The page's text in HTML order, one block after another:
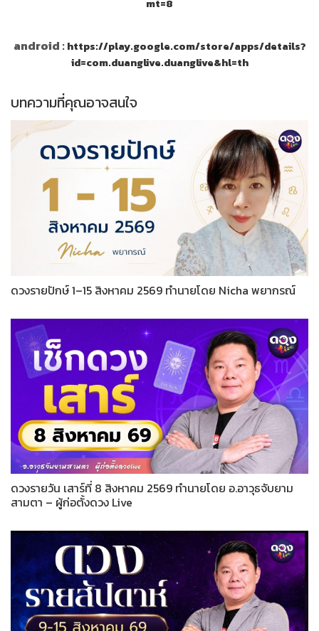
mt=8
android :https://play.google.com/store/apps/details?
id=com.duanglive.duanglive&hl=th
บทความที่คุณอาจสนใจ
ดวงรายปักษ์ 1–15 สิงหาคม 2569 ทำนายโดย Nicha พยากรณ์
ดวงรายวัน เสาร์ที่ 8 สิงหาคม 2569 ทำนายโดย อ.อาวุธจับยาม
สามตา – ผู้ก่อตั้งดวง Live